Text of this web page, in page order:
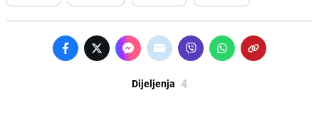
Dijeljenja 4